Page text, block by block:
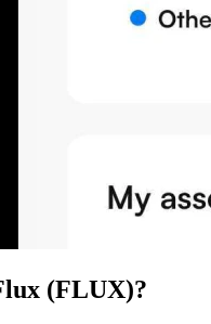
(FLUX)?